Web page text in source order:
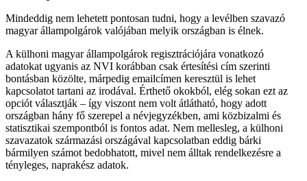
Mindeddig nem lehetett pontosan tudni, hogy a levélben szavazó
magyar állampolgárok valójában melyik országban is élnek.
A külhoni magyar állampolgárok regisztrációjára vonatkozó
adatokat ugyanis az NVI korábban csak értesítési cím szerinti
bontásban közölte, márpedig emailcímen keresztül is lehet
kapcsolatot tartani az irodával. Érthető okokból, elég sokan ezt az
opciót választják – így viszont nem volt átlátható, hogy adott
országban hány fő szerepel a névjegyzékben, ami közbizalmi és
statisztikai szempontból is fontos adat. Nem mellesleg, a külhoni
szavazatok származási országával kapcsolatban eddig bárki
bármilyen számot bedobhatott, mivel nem álltak rendelkezésre a
tényleges, naprakész adatok.